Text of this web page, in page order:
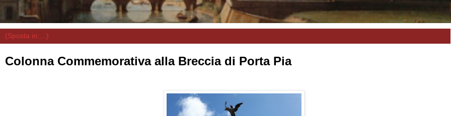
Colonna Commemorativa alla Breccia di Porta Pia